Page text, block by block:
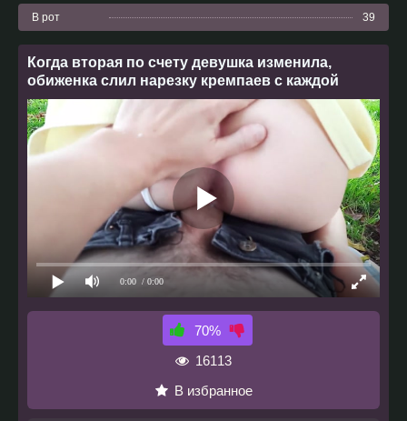
В рот 39
Когда вторая по счету девушка изменила,
обиженка слил нарезку кремпаев с каждой
0:00 / 0:00
70%
16113
В избранное